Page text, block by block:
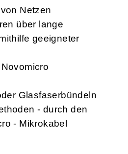
Netzen
über lange
geeigneter
Glasfaserbündeln
- durch den
- Mikrokabel